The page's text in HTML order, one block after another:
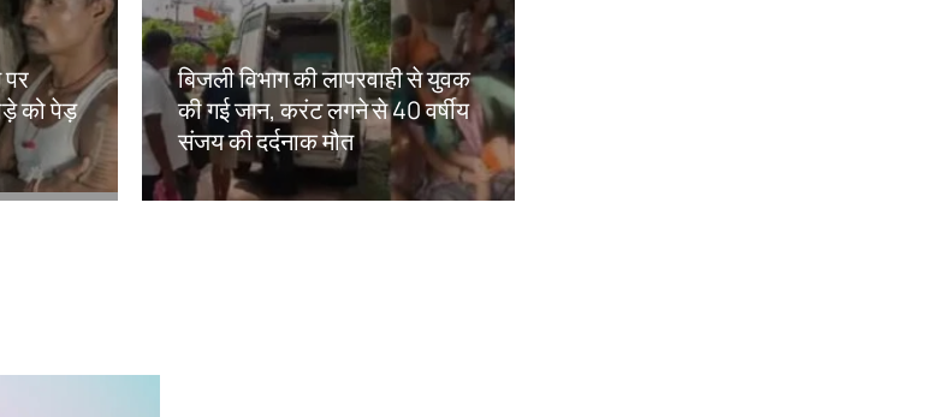
को पेड़
बिजली विभाग की लापरवाही से युवक
की गई जान, करंट लगने से 40 वर्षीय
संजय की दर्दनाक मौत
Amit Lekh